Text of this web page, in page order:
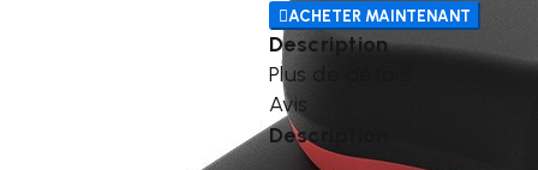
ACHETER MAINTENANT
Description
Plus de détails
Avis
Description